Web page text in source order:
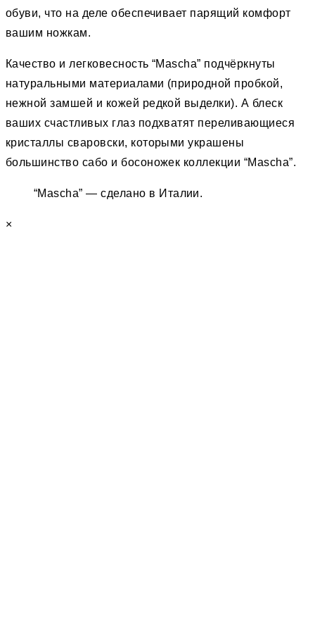
обуви, что на деле обеспечивает парящий комфорт
вашим ножкам.
Качество и легковесность “Mascha” подчёркнуты
натуральными материалами (природной пробкой,
нежной замшей и кожей редкой выделки). А блеск
ваших счастливых глаз подхватят переливающиеся
кристаллы сваровски, которыми украшены
большинство сабо и босоножек коллекции “Mascha”.
“Mascha” — сделано в Италии.
×